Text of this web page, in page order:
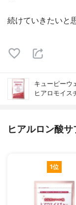
続けていきたいと
キューピーウ
ヒアロモイス
ヒアルロン酸
1位